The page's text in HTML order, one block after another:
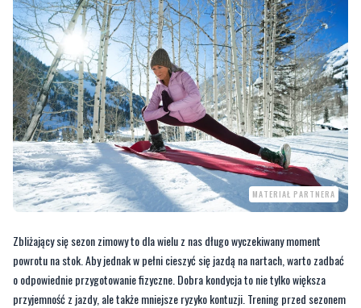
MATERIAŁ PARTNERA
Zbliżający się sezon zimowy to dla wielu z nas długo wyczekiwany moment
powrotu na stok. Aby jednak w pełni cieszyć się jazdą na nartach, warto zadbać
przyjemność z jazdy, ale także mniejsze ryzyko kontuzji. Trening przed sezonem
narciarskim pozwala wzmocnić mięśnie, poprawić równowagę oraz wydolność
organizmu. Przygotowanie kondycyjne należy rozpocząć z wyprzedzeniem, by
ciało mogło stopniowo przystosować się do specyficznych obciążeń, jakie niesie